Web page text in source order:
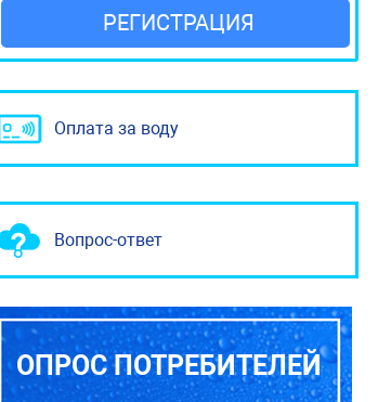
РЕГИСТРАЦИЯ
Оплата за воду
Вопрос-ответ
ОПРОС ПОТРЕБИТЕЛЕЙ